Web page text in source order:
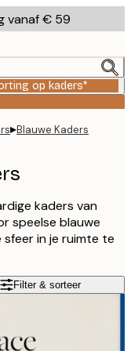
vanaf € 59
op kaders*
▸Blauwe Kaders
kaders van
speelse blauwe
in je ruimte te
Filter & sorteer